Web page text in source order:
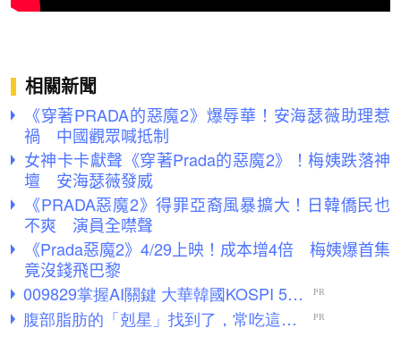
相關新聞
《穿著PRADA的惡魔2》爆辱華！安海瑟薇助理惹
禍 中國觀眾喊抵制
女神卡卡獻聲《穿著Prada的惡魔2》！梅姨跌落神
壇 安海瑟薇發威
《PRADA惡魔2》得罪亞裔風暴擴大！日韓僑民也
不爽 演員全噤聲
《Prada惡魔2》4/29上映！成本增4倍 梅姨爆首集
竟沒錢飛巴黎